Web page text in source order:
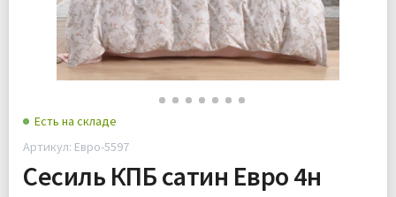
Есть на складе
Артикул: Евро-5597
Сесиль КПБ сатин Евро 4н